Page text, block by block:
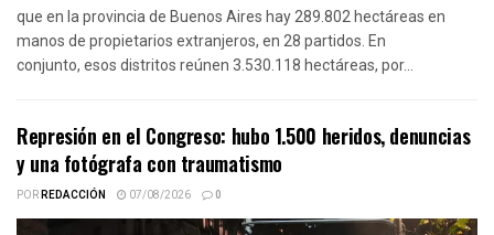
que en la provincia de Buenos Aires hay 289.802 hectáreas en
manos de propietarios extranjeros, en 28 partidos. En
conjunto, esos distritos reúnen 3.530.118 hectáreas, por...
Represión en el Congreso: hubo 1.500 heridos, denuncias
y una fotógrafa con traumatismo
PORREDACCIÓN 07/08/2026 0